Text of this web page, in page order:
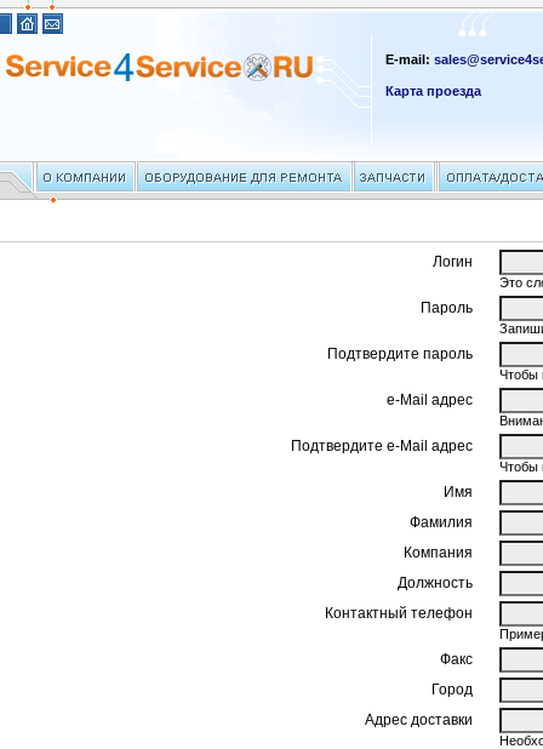
E-mail:
Карта проезда
Логин
Это
Пароль
Подтвердите пароль
Чтобы
e-Mail адрес
Подтвердите e-Mail адрес
Чтобы
Имя
Фамилия
Компания
Должность
Контактный телефон
Факс
Город
Адрес доставки